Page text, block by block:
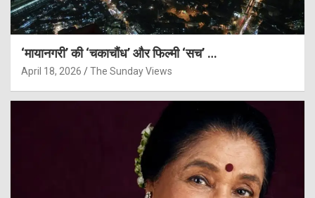
‘मायानगरी’ की ‘चकाचौंध’ और फिल्मी ‘सच’ …
April 18, 2026 The Sunday Views